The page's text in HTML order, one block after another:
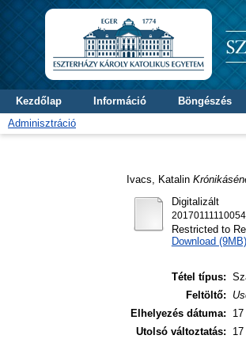
Kezdőlap Információ
Böngészés
Adminisztráció
Ivacs, Katalin
Digitalizált
Restricted to
Download (9MB)
Tétel típus:
Feltöltő:
Elhelyezés dátuma:
Utolsó változtatás: